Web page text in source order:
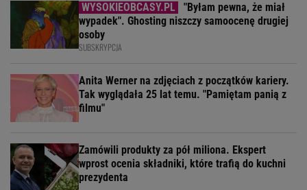
"Byłam pewna, że miał
wypadek". Ghosting niszczy samoocenę drugiej
osoby
SUBSKRYPCJA
Anita Werner na zdjęciach z początków kariery.
Tak wyglądała 25 lat temu. "Pamiętam panią z
filmu"
Zamówili produkty za pół miliona. Ekspert
wprost ocenia składniki, które trafią do kuchni
prezydenta